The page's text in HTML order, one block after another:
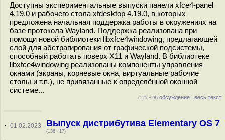
Доступны экспериментальные выпуски панели xfce4-panel
4.19.0 и рабочего стола xfdesktop 4.19.0, в которых
предложена начальная поддержка работы в окружениях на
базе протокола Wayland. Поддержка реализована при
помощи новой библиотеки libxfce4windowing, предлагающей
слой для абстрагирования от графической подсистемы,
способный работать поверх X11 и Wayland. В библиотеке
libxfce4windowing реализованы компоненты управления
окнами (экраны, корневые окна, виртуальные рабочие
столы и т.п.), не привязанные к определённой оконной
системе...
(125 +28) обсуждение | весь текст
· 01.02.2023 Выпуск дистрибутива Elementary OS 7
(136 +17)